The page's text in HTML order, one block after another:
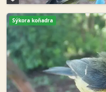
Sýkora koňadra